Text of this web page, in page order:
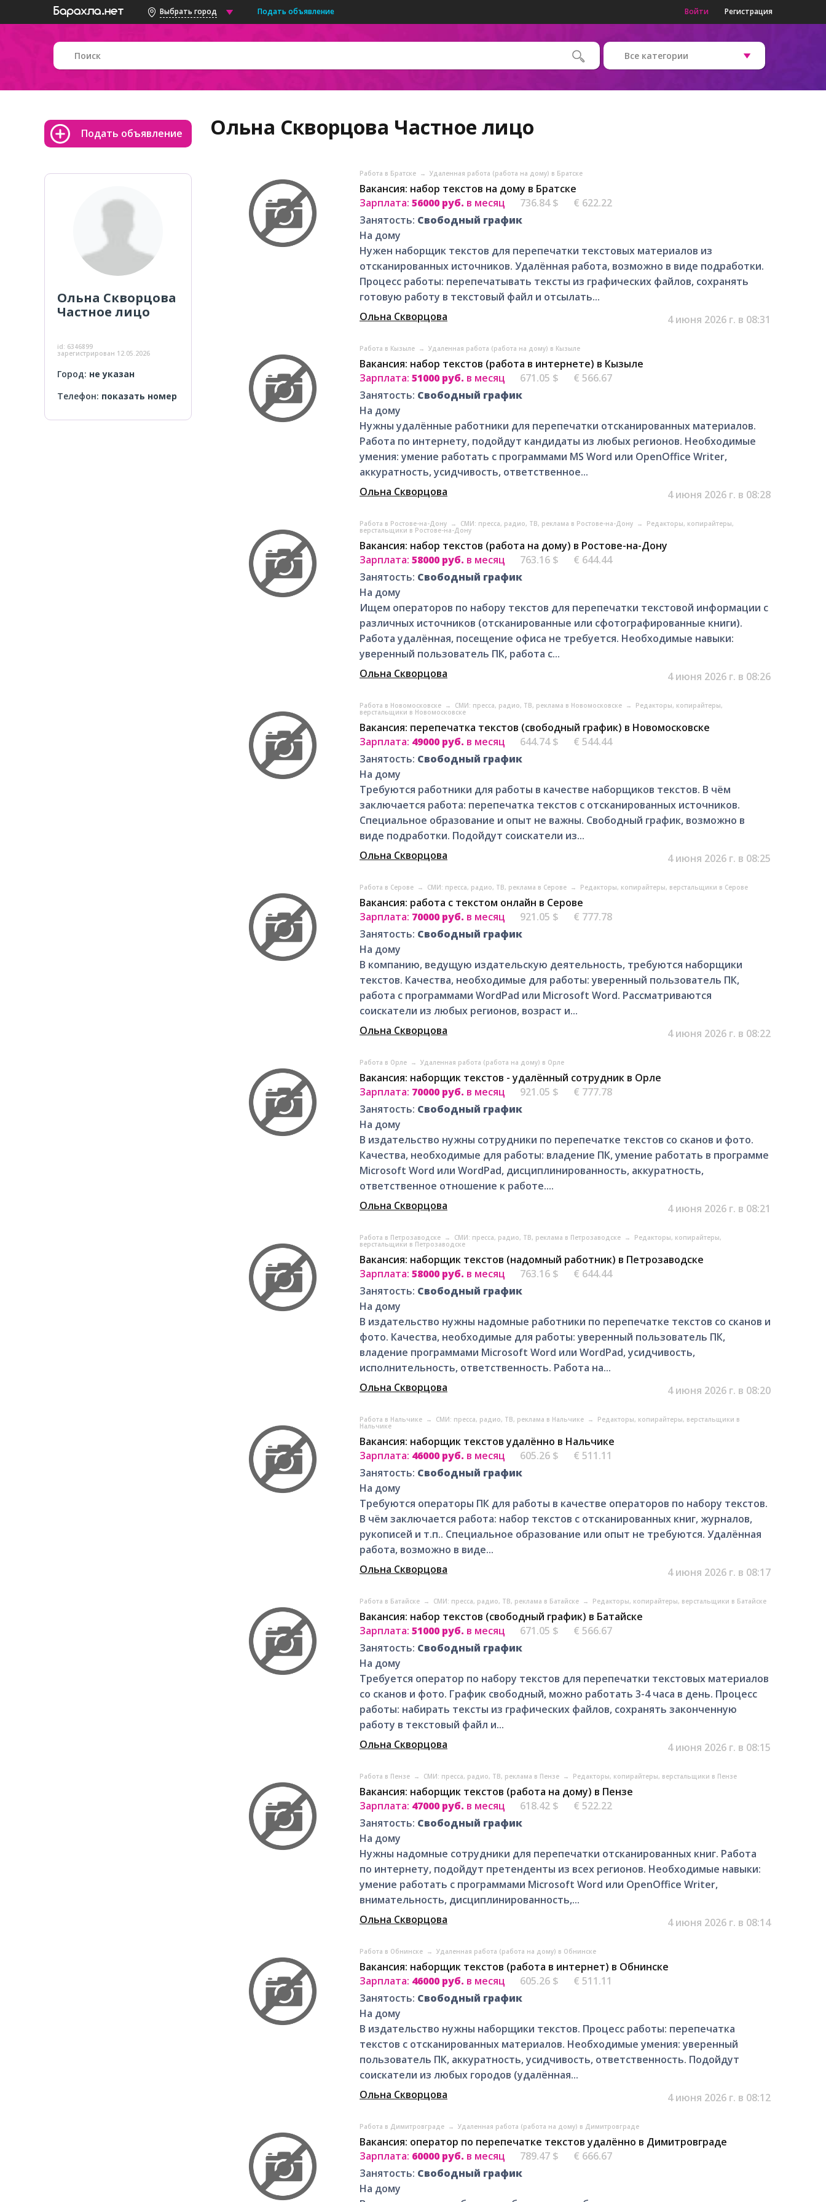
Выбрать город Подать объявление Войти Регистрация
Все категории
Подать объявление
Ольна Скворцова
Частное лицо
id: 6346899
зарегистрирован 12.05.2026
Город: не указан
Телефон: показать номер
Ольна Скворцова Частное лицо
Работа в Братске → Удаленная работа (работа на дому) в Братске
Вакансия: набор текстов на дому в Братске
Зарплата: 56000 руб. в месяц 736.84 $
€ 622.22
Занятость: Свободный график
На дому
Нужен наборщик текстов для перепечатки текстовых материалов из
отсканированных источников. Удалённая работа, возможно в виде подработки.
Процесс работы: перепечатывать тексты из графических файлов, сохранять
готовую работу в текстовый файл и отсылать...
Ольна Скворцова
4 июня 2026 г. в 08:31
Работа в Кызыле → Удаленная работа (работа на дому) в Кызыле
Вакансия: набор текстов (работа в интернете) в Кызыле
Зарплата: 51000 руб. в месяц 671.05 $
€ 566.67
Занятость: Свободный график
На дому
Нужны удалённые работники для перепечатки отсканированных материалов.
Работа по интернету, подойдут кандидаты из любых регионов. Необходимые
умения: умение работать с программами MS Word или OpenOffice Writer,
аккуратность, усидчивость, ответственное...
Ольна Скворцова
4 июня 2026 г. в 08:28
Работа в Ростове-на-Дону → СМИ: пресса, радио, ТВ, реклама в Ростове-на-Дону → Редакторы, копирайтеры,
верстальщики в Ростове-на-Дону
Вакансия: набор текстов (работа на дому) в Ростове-на-Дону
Зарплата: 58000 руб. в месяц 763.16 $
€ 644.44
Занятость: Свободный график
На дому
Ищем операторов по набору текстов для перепечатки текстовой информации с
различных источников (отсканированные или сфотографированные книги).
Работа удалённая, посещение офиса не требуется. Необходимые навыки:
уверенный пользователь ПК, работа с...
Ольна Скворцова
4 июня 2026 г. в 08:26
Работа в Новомосковске → СМИ: пресса, радио, ТВ, реклама в Новомосковске → Редакторы, копирайтеры,
верстальщики в Новомосковске
Вакансия: перепечатка текстов (свободный график) в Новомосковске
Зарплата: 49000 руб. в месяц 644.74 $
€ 544.44
Занятость: Свободный график
На дому
Требуются работники для работы в качестве наборщиков текстов. В чём
заключается работа: перепечатка текстов с отсканированных источников.
Специальное образование и опыт не важны. Свободный график, возможно в
виде подработки. Подойдут соискатели из...
Ольна Скворцова
4 июня 2026 г. в 08:25
Работа в Серове → СМИ: пресса, радио, ТВ, реклама в Серове → Редакторы, копирайтеры, верстальщики в Серове
Вакансия: работа с текстом онлайн в Серове
Зарплата: 70000 руб. в месяц 921.05 $
€ 777.78
Занятость: Свободный график
На дому
В компанию, ведущую издательскую деятельность, требуются наборщики
текстов. Качества, необходимые для работы: уверенный пользователь ПК,
работа с программами WordPad или Microsoft Word. Рассматриваются
соискатели из любых регионов, возраст и...
Ольна Скворцова
4 июня 2026 г. в 08:22
Работа в Орле → Удаленная работа (работа на дому) в Орле
Вакансия: наборщик текстов - удалённый сотрудник в Орле
Зарплата: 70000 руб. в месяц 921.05 $
€ 777.78
Занятость: Свободный график
На дому
В издательство нужны сотрудники по перепечатке текстов со сканов и фото.
Качества, необходимые для работы: владение ПК, умение работать в программе
Microsoft Word или WordPad, дисциплинированность, аккуратность,
ответственное отношение к работе....
Ольна Скворцова
4 июня 2026 г. в 08:21
Работа в Петрозаводске → СМИ: пресса, радио, ТВ, реклама в Петрозаводске → Редакторы, копирайтеры,
верстальщики в Петрозаводске
Вакансия: наборщик текстов (надомный работник) в Петрозаводске
Зарплата: 58000 руб. в месяц 763.16 $
€ 644.44
Занятость: Свободный график
На дому
В издательство нужны надомные работники по перепечатке текстов со сканов и
фото. Качества, необходимые для работы: уверенный пользователь ПК,
владение программами Microsoft Word или WordPad, усидчивость,
исполнительность, ответственность. Работа на...
Ольна Скворцова
4 июня 2026 г. в 08:20
Работа в Нальчике → СМИ: пресса, радио, ТВ, реклама в Нальчике → Редакторы, копирайтеры, верстальщики в
Нальчике
Вакансия: наборщик текстов удалённо в Нальчике
Зарплата: 46000 руб. в месяц 605.26 $
€ 511.11
Занятость: Свободный график
На дому
Требуются операторы ПК для работы в качестве операторов по набору текстов.
В чём заключается работа: набор текстов с отсканированных книг, журналов,
рукописей и т.п.. Специальное образование или опыт не требуются. Удалённая
работа, возможно в виде...
Ольна Скворцова
4 июня 2026 г. в 08:17
Работа в Батайске → СМИ: пресса, радио, ТВ, реклама в Батайске → Редакторы, копирайтеры, верстальщики в Батайске
Вакансия: набор текстов (свободный график) в Батайске
Зарплата: 51000 руб. в месяц 671.05 $
€ 566.67
Занятость: Свободный график
На дому
Требуется оператор по набору текстов для перепечатки текстовых материалов
со сканов и фото. График свободный, можно работать 3-4 часа в день. Процесс
работы: набирать тексты из графических файлов, сохранять законченную
работу в текстовый файл и...
Ольна Скворцова
4 июня 2026 г. в 08:15
Работа в Пензе → СМИ: пресса, радио, ТВ, реклама в Пензе → Редакторы, копирайтеры, верстальщики в Пензе
Вакансия: наборщик текстов (работа на дому) в Пензе
Зарплата: 47000 руб. в месяц 618.42 $
€ 522.22
Занятость: Свободный график
На дому
Нужны надомные сотрудники для перепечатки отсканированных книг. Работа
по интернету, подойдут претенденты из всех регионов. Необходимые навыки:
умение работать с программами Microsoft Word или OpenOffice Writer,
внимательность, дисциплинированность,...
Ольна Скворцова
4 июня 2026 г. в 08:14
Работа в Обнинске → Удаленная работа (работа на дому) в Обнинске
Вакансия: наборщик текстов (работа в интернет) в Обнинске
Зарплата: 46000 руб. в месяц 605.26 $
€ 511.11
Занятость: Свободный график
На дому
В издательство нужны наборщики текстов. Процесс работы: перепечатка
текстов с отсканированных материалов. Необходимые умения: уверенный
пользователь ПК, аккуратность, усидчивость, ответственность. Подойдут
соискатели из любых городов (удалённая...
Ольна Скворцова
4 июня 2026 г. в 08:12
Работа в Димитровграде → Удаленная работа (работа на дому) в Димитровграде
Вакансия: оператор по перепечатке текстов удалённо в Димитровграде
Зарплата: 60000 руб. в месяц 789.47 $
€ 666.67
Занятость: Свободный график
На дому